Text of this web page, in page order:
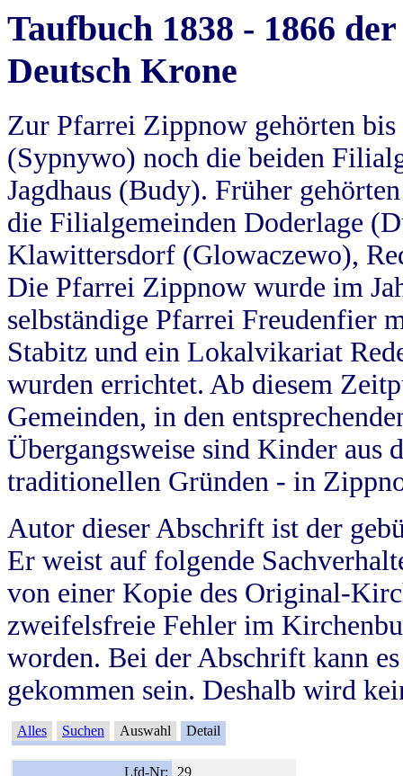
Taufbuch 1838 - 1866
Deutsch Krone
Zur Pfarrei Zippnow gehörten
(Sypnywo) noch die beiden
Jagdhaus (Budy). Früher
die Filialgemeinden Doderlage
Klawittersdorf (Glowaczewo),
Die Pfarrei Zippnow wurde im
selbständige Pfarrei Freudenfier
Stabitz und ein Lokalvikariat
wurden errichtet. Ab diesem
Gemeinden, in den
Übergangsweise sind Kinder aus
traditionellen Gründen - in
Autor dieser Abschrift ist der
Er weist auf folgende
von einer Kopie des Original-
zweifelsfreie Fehler im
worden. Bei der Abschrift kann
gekommen sein. Deshalb wird
Alles Suchen Auswahl Detail
Lfd-Nr:
29